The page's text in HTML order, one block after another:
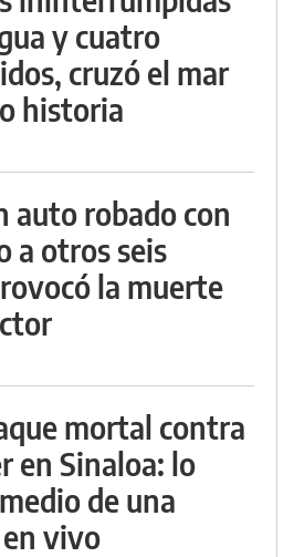
y cuatro
cruzó el mar
historia
auto robado con
a otros seis
la muerte
mortal contra
en Sinaloa: lo
de una
vivo